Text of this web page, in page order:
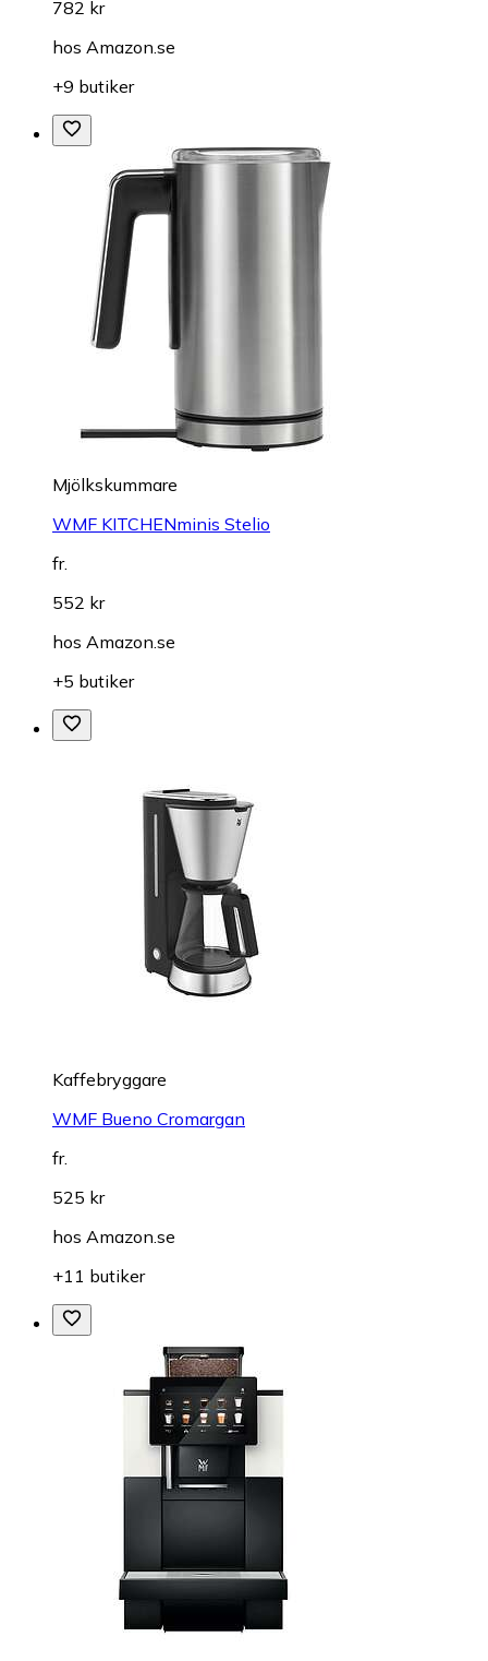
782 kr
hos Amazon.se
+9 butiker
Mjölkskummare
WMF KITCHENminis Stelio
fr.
552 kr
hos Amazon.se
+5 butiker
Kaffebryggare
WMF Bueno Cromargan
fr.
525 kr
hos Amazon.se
+11 butiker